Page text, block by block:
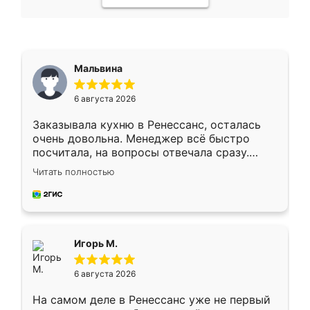
Мальвина
6 августа 2026
Заказывала кухню в Ренессанс, осталась
очень довольна. Менеджер всё быстро
посчитала, на вопросы отвечала сразу.
Замерщик приехал в субботу, подошёл к
делу со всей ответственностью. Собрали
за день, ребята работали аккуратно, даже
Читать полностью
Игорь М.
6 августа 2026
На самом деле в Ренессанс уже не первый